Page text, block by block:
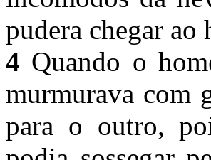
pudera chegar
4 Quando o
murmurava com
para o outro,